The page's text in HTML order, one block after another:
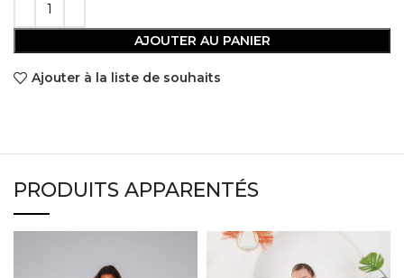
AJOUTER AU PANIER
Ajouter à la liste de souhaits
PRODUITS APPARENTÉS